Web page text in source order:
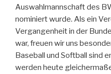
Auswahlmannschaft des
nominiert wurde. Als ein
Vergangenheit in der
war, freuen wir uns
Baseball und Softball sind
werden heute